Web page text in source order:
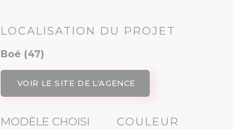
LOCALISATION DU PROJET
Boé (47)
VOIR LE SITE DE L'AGENCE
MODÈLE CHOISI COULEUR